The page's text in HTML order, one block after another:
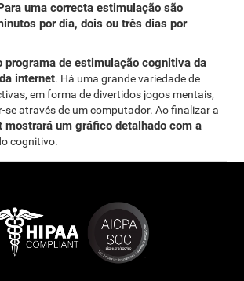
uma correcta estimulação são
por dia, dois ou três dias por
programa de estimulação cognitiva da
internet. Há uma grande variedade de
em forma de divertidos jogos mentais,
se através de um computador. Ao finalizar a
mostrará um gráfico detalhado com a
cognitivo.